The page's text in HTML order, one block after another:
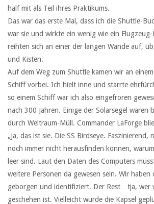
half mit als Teil ihres Praktikums.
Das war das erste Mal, dass ich die Shuttle-
war sie und wirkte ein wenig wie ein
reihten sich an einer der langen Wände auf,
und Kisten.
Auf dem Weg zum Shuttle kamen wir an
Schiff vorbei. Ich hielt inne und starrte
so einem Schiff war ich also eingefroren
nach 300 Jahren. Einige der Solarsegel waren
durch Weltraum-Müll. Commander LaForge
„Ja, das ist sie. Die SS Birdseye. Faszinierend,
noch immer nicht herausfinden können,
leer sind. Laut den Daten des Computers
weitere Personen da gewesen sein. Wir haben
geborgen und identifiziert. Der Rest…tja, wer
geschehen ist. Vielleicht wurde die Kapsel